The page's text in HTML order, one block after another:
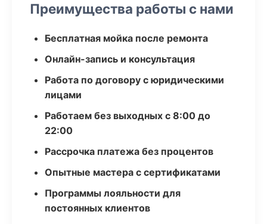
Преимущества работы с нами
Бесплатная мойка после ремонта
Онлайн-запись и консультация
Работа по договору с юридическими
лицами
Работаем без выходных с 8:00 до
22:00
Рассрочка платежа без процентов
Опытные мастера с сертификатами
Программы лояльности для
постоянных клиентов